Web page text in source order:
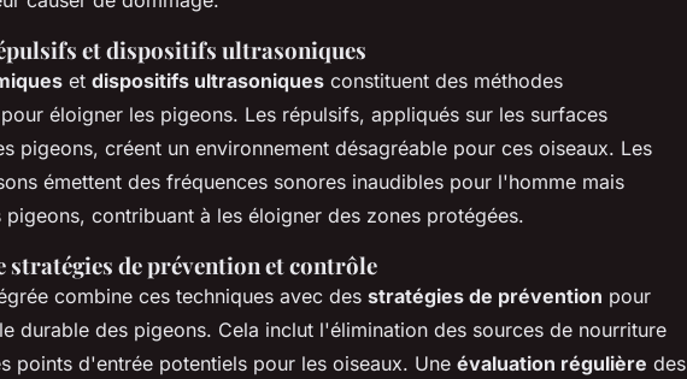
et dispositifs ultrasoniques
et dispositifs ultrasoniques constituent des méthodes
éloigner les pigeons. Les répulsifs, appliqués sur les surfaces
pigeons, créent un environnement désagréable pour ces oiseaux. Les
émettent des fréquences sonores inaudibles pour l'homme mais
pigeons, contribuant à les éloigner des zones protégées.
stratégies de prévention et contrôle
combine ces techniques avec des stratégies de prévention pour
durable des pigeons. Cela inclut l'élimination des sources de nourriture
points d'entrée potentiels pour les oiseaux. Une évaluation régulière des